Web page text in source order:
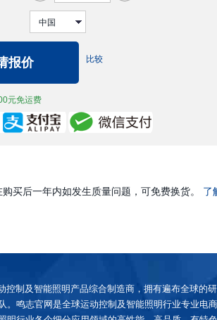
报价
元免运费
比较
购买后一年内如发生质量问题，可免费换货。 了
控制及智能照明产品综合制造商，拥有遍布全球的
。鸣志官网是全球运动控制及智能照明行业专业电